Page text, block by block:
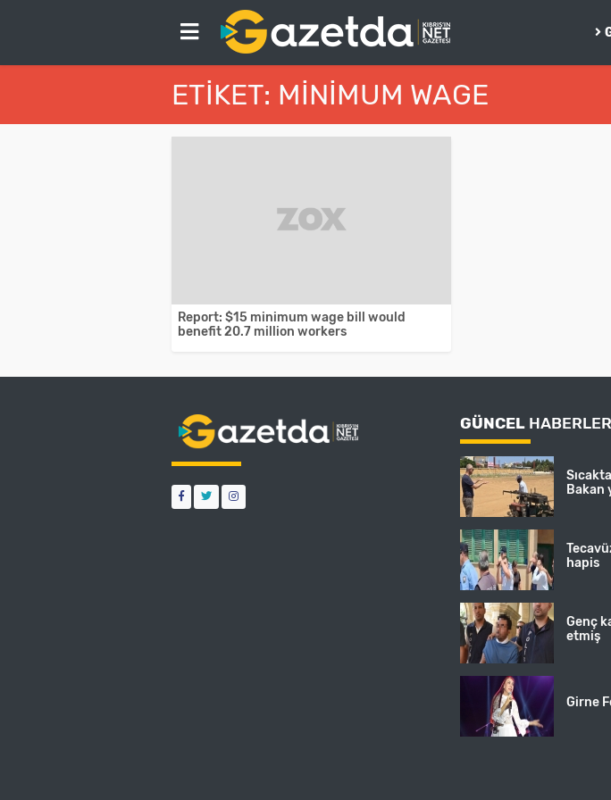
ETIKET: MINIMUM WAGE
Report: $15 minimum wage bill would
benefit 20.7 million workers
GÜNCEL HABERLER
Bakan
hapis
Genç
etmiş
Girne